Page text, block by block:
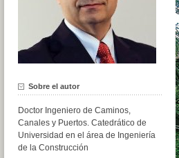
Sobre el autor
Doctor Ingeniero de Caminos,
Canales y Puertos. Catedrático de
Universidad en el área de Ingeniería
de la Construcción